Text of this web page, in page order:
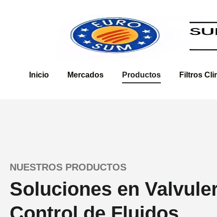
Inicio Mercados Productos Filtros
NUESTROS PRODUCTOS
Soluciones en